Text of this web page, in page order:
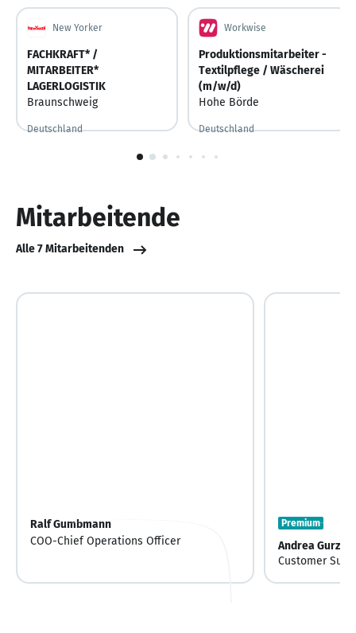
New Yorker
FACHKRAFT* /
MITARBEITER*
LAGERLOGISTIK
Braunschweig
Deutschland
Workwise
Produktionsmitarbeiter -
Textilpflege / Wäscherei
(m/w/d)
Hohe Börde
Deutschland
1
Mitarbeitende
Alle 7 Mitarbeitenden
Ralf Gumbmann
COO-Chief Operations Officer
Premium
Andrea Gurzki
Customer